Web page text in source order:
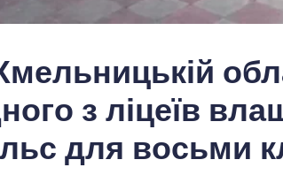
з ліцеїв
для восьми